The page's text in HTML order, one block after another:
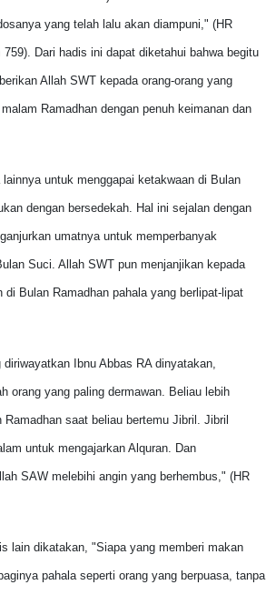
yang telah lalu akan diampuni," (HR
Dari hadis ini dapat diketahui bahwa begitu
Allah SWT kepada orang-orang yang
Ramadhan dengan penuh keimanan dan
untuk menggapai ketakwaan di Bulan
dengan bersedekah. Hal ini sejalan dengan
umatnya untuk memperbanyak
Suci. Allah SWT pun menjanjikan kepada
di Bulan Ramadhan pahala yang berlipat-lipat
Ibnu Abbas RA dinyatakan,
orang yang paling dermawan. Beliau lebih
Ramadhan saat beliau bertemu Jibril. Jibril
untuk mengajarkan Alquran. Dan
SAW melebihi angin yang berhembus," (HR
lain dikatakan, "Siapa yang memberi makan
pahala seperti orang yang berpuasa, tanpa